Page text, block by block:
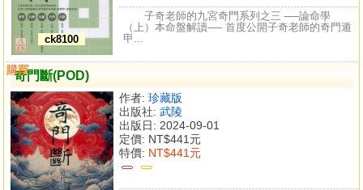
ck8100
子奇老師的九宮奇門系列之三 ──論命學
（上）本命盤解讀── 首度公開子奇老師的奇門遁
甲...
奇門斷(POD)
作者: 珍藏版
出版社: 武陵
出版日: 2024-09-01
定價: NT$441元
特價: NT$441元
購買
比較